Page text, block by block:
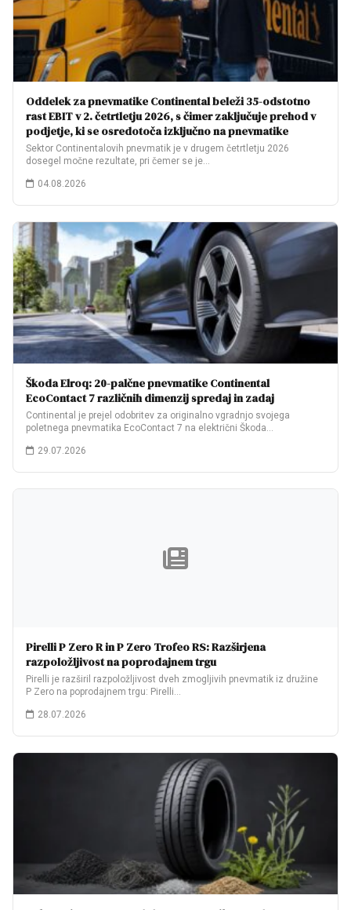
Oddelek za pnevmatike Continental beleži 35-odstotno
rast EBIT v 2. četrtletju 2026, s čimer zaključuje prehod v
podjetje, ki se osredotoča izključno na pnevmatike
Sektor Continentalovih pnevmatik je v drugem četrtletju 2026
dosegel močne rezultate, pri čemer se je…
04.08.2026
Škoda Elroq: 20-palčne pnevmatike Continental
EcoContact 7 različnih dimenzij spredaj in zadaj
Continental je prejel odobritev za originalno vgradnjo svojega
poletnega pnevmatika EcoContact 7 na električni Škoda…
29.07.2026
Pirelli P Zero R in P Zero Trofeo RS: Razširjena
razpoložljivost na poprodajnem trgu
Pirelli je razširil razpoložljivost dveh zmogljivih pnevmatik iz družine
P Zero na poprodajnem trgu: Pirelli…
28.07.2026